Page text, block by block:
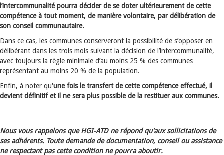
l’intercommunalité pourra décider de se doter ultérieurement de cette
compétence à tout moment, de manière volontaire, par délibération de
son conseil communautaire.
Dans ce cas, les communes conserveront la possibilité de s’opposer en
délibérant dans les trois mois suivant la décision de l’intercommunalité,
avec toujours la règle minimale d’au moins 25 % des communes
représentant au moins 20 % de la population.
Enfin, à noter qu'une fois le transfert de cette compétence effectué, il
devient définitif et il ne sera plus possible de la restituer aux communes.
Nous vous rappelons que HGI-ATD ne répond qu'aux sollicitations de
ses adhérents. Toute demande de documentation, conseil ou assistance
ne respectant pas cette condition ne pourra aboutir.